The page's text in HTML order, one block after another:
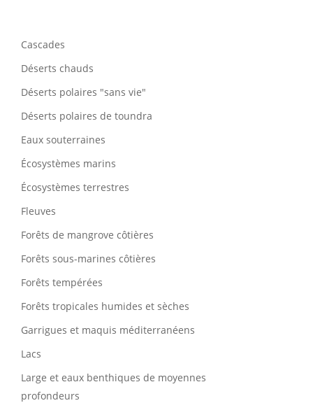
Cascades
Déserts chauds
Déserts polaires "sans vie"
Déserts polaires de toundra
Eaux souterraines
Écosystèmes marins
Écosystèmes terrestres
Fleuves
Forêts de mangrove côtières
Forêts sous-marines côtières
Forêts tempérées
Forêts tropicales humides et sèches
Garrigues et maquis méditerranéens
Lacs
Large et eaux benthiques de moyennes
profondeurs